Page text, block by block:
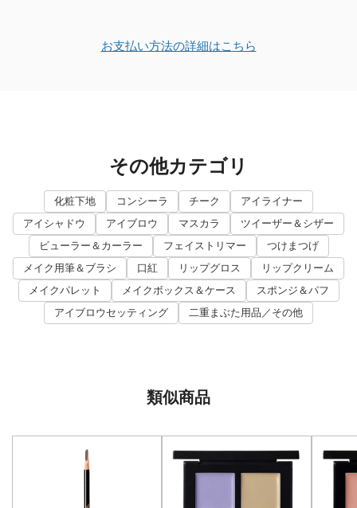
お支払い方法の詳細はこちら
その他カテゴリ
化粧下地 コンシーラ チーク
アイライナー
アイシャドウ
アイブロウ マスカラ
ツイーザー＆シザー
ビューラー＆カーラー
フェイストリマー
つけまつげ
メイク用筆＆ブラシ
口紅 リップグロス
リップクリーム
メイクパレット
メイクボックス＆ケース
スポンジ＆パフ
アイブロウセッティング
二重まぶた用品／その他
類似商品